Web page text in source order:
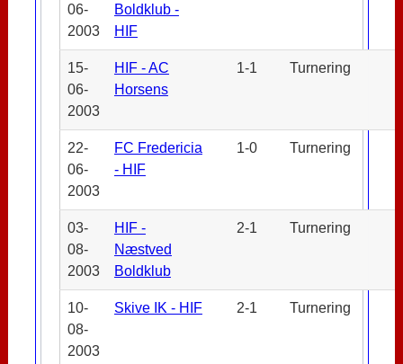
06-
2003
Boldklub -
HIF
15-
06-
2003
HIF - AC
Horsens
1-1 Turnering
22-
06-
2003
FC Fredericia
- HIF
1-0 Turnering
03-
08-
2003
HIF -
Næstved
Boldklub
2-1 Turnering
10-
08-
2003
Skive IK - HIF 2-1 Turnering